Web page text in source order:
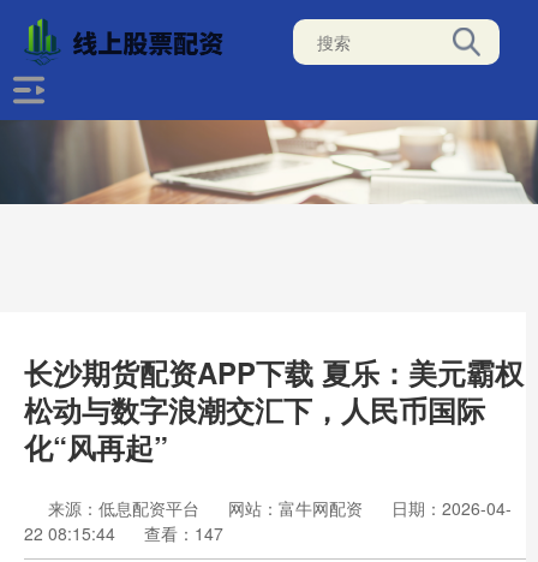
长沙期货配资APP下载 夏乐：美元霸权
松动与数字浪潮交汇下，人民币国际
化“风再起”
来源：低息配资平台 网站：富牛网配资
日期：2026-04-
22 08:15:44
查看：147